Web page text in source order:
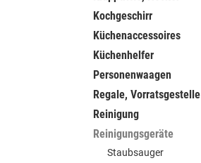
Kochgeschirr
Küchenaccessoires
Küchenhelfer
Personenwaagen
Regale, Vorratsgestelle
Reinigung
Reinigungsgeräte
Staubsauger